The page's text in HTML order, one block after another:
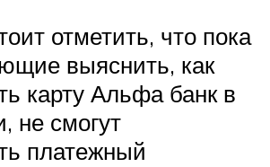
отметить, что пока
выяснить, как
карту Альфа банк в
не смогут
платежный